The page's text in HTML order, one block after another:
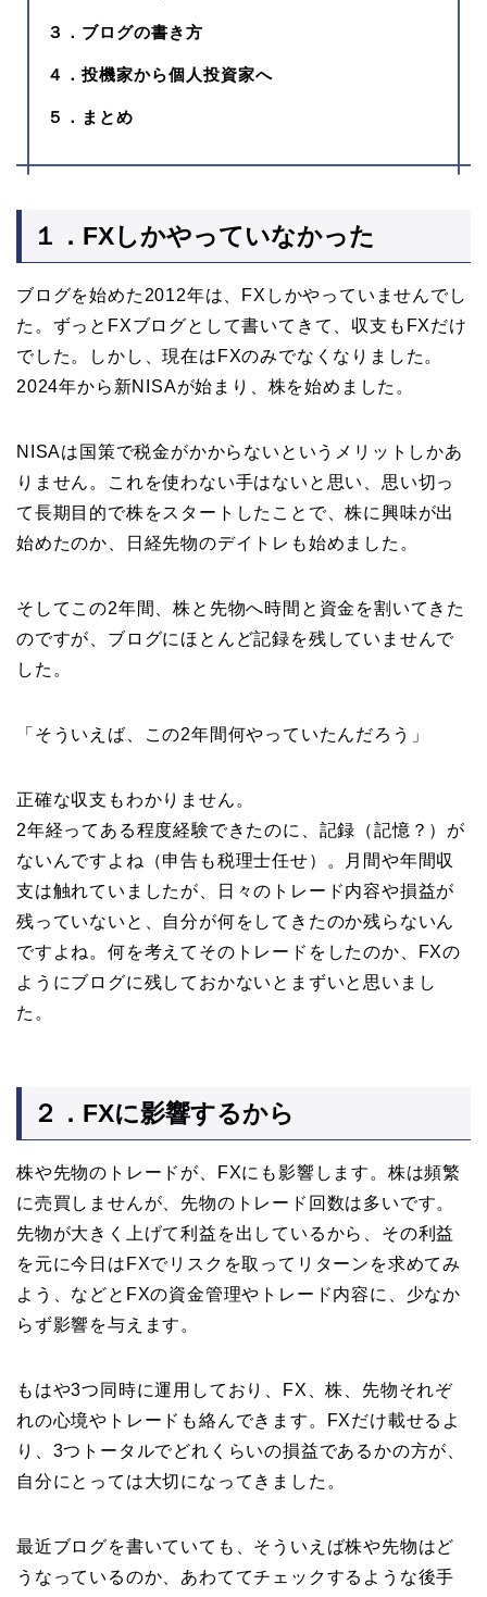
３．ブログの書き方
４．投機家から個人投資家へ
５．まとめ
１．FXしかやっていなかった
ブログを始めた2012年は、FXしかやっていませんでし
た。ずっとFXブログとして書いてきて、収支もFXだけ
でした。しかし、現在はFXのみでなくなりました。
2024年から新NISAが始まり、株を始めました。
NISAは国策で税金がかからないというメリットしかあ
りません。これを使わない手はないと思い、思い切っ
て長期目的で株をスタートしたことで、株に興味が出
始めたのか、日経先物のデイトレも始めました。
そしてこの2年間、株と先物へ時間と資金を割いてきた
のですが、ブログにほとんど記録を残していませんで
した。
「そういえば、この2年間何やっていたんだろう」
正確な収支もわかりません。
2年経ってある程度経験できたのに、記録（記憶？）が
ないんですよね（申告も税理士任せ）。月間や年間収
支は触れていましたが、日々のトレード内容や損益が
残っていないと、自分が何をしてきたのか残らないん
ですよね。何を考えてそのトレードをしたのか、FXの
ようにブログに残しておかないとまずいと思いまし
た。
２．FXに影響するから
株や先物のトレードが、FXにも影響します。株は頻繁
に売買しませんが、先物のトレード回数は多いです。
先物が大きく上げて利益を出しているから、その利益
を元に今日はFXでリスクを取ってリターンを求めてみ
よう、などとFXの資金管理やトレード内容に、少なか
らず影響を与えます。
もはや3つ同時に運用しており、FX、株、先物それぞ
れの心境やトレードも絡んできます。FXだけ載せるよ
り、3つトータルでどれくらいの損益であるかの方が、
自分にとっては大切になってきました。
最近ブログを書いていても、そういえば株や先物はど
うなっているのか、あわててチェックするような後手